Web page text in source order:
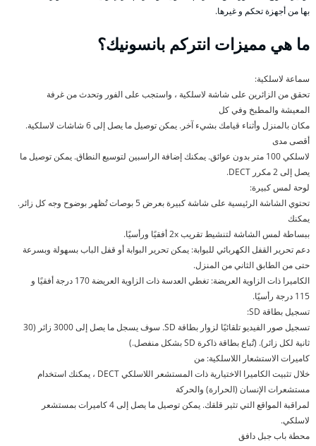
بها من أجهزة تحكم و غيرها.
ما هي مميزات انتركم بانسونيك؟
سماعة لاسلكية:
تحقق من الزائرين على شاشة لاسلكية ، واستجب على الفور وتحدث من غرفة
المعيشة والمطبخ وفي كل
مكان بالمنزل وأثناء قيامك بشيء آخر. يمكن توصيل ما يصل إلى 6 شاشات لاسلكية.
أقصى مدى
لاسلكي 100 متر بدون عوائق. يمكنك إضافة الراسبين لتوسيع النطاق. يمكن توصيل ما
يصل إلى 2 مكرر DECT.
لوحة لمس كبيرة:
تحتوي الشاشة الرئيسية على شاشة كبيرة بعرض 5 بوصات تُظهر بوضوح وجه كل زائر.
يمكنك
ببساطة لمس الشاشة لتنشيط تقريب 2x أفقيًا ورأسيًا.
دعم تحرير القفل الكهربائي للبوابة: يمكن تحرير البوابة أو قفل الباب بسهولة وبسرعة
حتى من الطابق الثاني من المنزل.
الكاميرا ذات الزاوية العريضة: تغطي العدسة ذات الزاوية العريضة 170 درجة أفقيًا و
115 درجة رأسيًا.
تسجيل بطاقة SD:
تسجيل صور الفيديو تلقائيًا لزوار بطاقة SD. سوف يسجل ما يصل إلى 3000 زائر (30
ثانية لكل زائر). (تُباع بطاقة ذاكرة SD بشكل منفصل.)
كاميرات الاستشعار اللاسلكية: من
خلال تثبيت الكاميرا الاختيارية ذات المستشعر اللاسلكي DECT ، يمكنك استخدام
مستشعرات الإنسان (الحرارة) والحركة
لمراقبة المواقع التي تثير قلقك. يمكن توصيل ما يصل إلى 4 كاميرات بمستشعر
لاسلكي.
محطة باب جبل دافق